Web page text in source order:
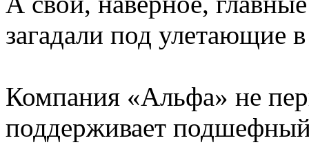
загадали под улетающие
Компания «Альфа» не
поддерживает подшефный